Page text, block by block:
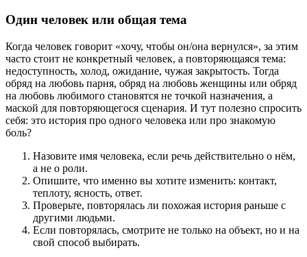
Один человек или общая тема
Когда человек говорит «хочу, чтобы он/она вернулся», за этим
часто стоит не конкретный человек, а повторяющаяся тема:
недоступность, холод, ожидание, чужая закрытость. Тогда
обряд на любовь парня, обряд на любовь женщины или обряд
на любовь любимого становятся не точкой назначения, а
маской для повторяющегося сценария. И тут полезно спросить
себя: это история про одного человека или про знакомую
боль?
Назовите имя человека, если речь действительно о нём,
а не о роли.
Опишите, что именно вы хотите изменить: контакт,
теплоту, ясность, ответ.
Проверьте, повторялась ли похожая история раньше с
другими людьми.
Если повторялась, смотрите не только на объект, но и на
свой способ выбирать.